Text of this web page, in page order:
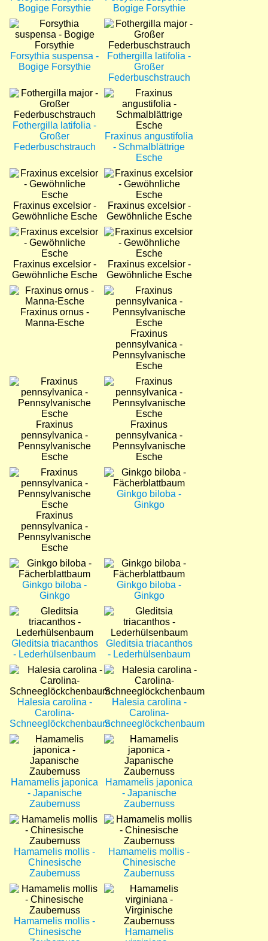
Bogige Forsythie
Bogige Forsythie
Bild
Forsythia suspensa -
Bogige Forsythie
Bild
Fothergilla latifolia -
Großer
Federbuschstrauch
Bild
Fothergilla latifolia -
Großer
Federbuschstrauch
Bild
Fraxinus angustifolia
- Schmalblättrige
Esche
Bild
Fraxinus excelsior -
Gewöhnliche Esche
Bild
Fraxinus excelsior -
Gewöhnliche Esche
Bild
Fraxinus excelsior -
Gewöhnliche Esche
Bild
Fraxinus excelsior -
Gewöhnliche Esche
Bild
Fraxinus ornus -
Manna-Esche
Bild
Fraxinus
pennsylvanica -
Pennsylvanische
Esche
Bild
Fraxinus
pennsylvanica -
Pennsylvanische
Esche
Bild
Fraxinus
pennsylvanica -
Pennsylvanische
Esche
Bild
Fraxinus
pennsylvanica -
Pennsylvanische
Esche
Bild
Ginkgo biloba -
Ginkgo
Bild
Ginkgo biloba -
Ginkgo
Bild
Ginkgo biloba -
Ginkgo
Bild
Gleditsia triacanthos
- Lederhülsenbaum
Bild
Gleditsia triacanthos
- Lederhülsenbaum
Bild
Halesia carolina -
Carolina-
Schneeglöckchenbaum
Bild
Halesia carolina -
Carolina-
Schneeglöckchenbaum
Bild
Hamamelis japonica
- Japanische
Zaubernuss
Bild
Hamamelis japonica
- Japanische
Zaubernuss
Bild
Hamamelis mollis -
Chinesische
Zaubernuss
Bild
Hamamelis mollis -
Chinesische
Zaubernuss
Bild
Hamamelis mollis -
Chinesische
Bild
Hamamelis